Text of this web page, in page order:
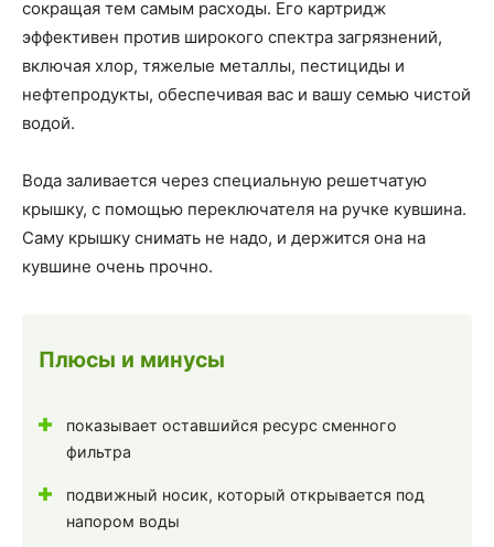
сокращая тем самым расходы. Его картридж
эффективен против широкого спектра загрязнений,
включая хлор, тяжелые металлы, пестициды и
нефтепродукты, обеспечивая вас и вашу семью чистой
водой.
Вода заливается через специальную решетчатую
крышку, с помощью переключателя на ручке кувшина.
Саму крышку снимать не надо, и держится она на
кувшине очень прочно.
Плюсы и минусы
показывает оставшийся ресурс сменного
фильтра
подвижный носик, который открывается под
напором воды